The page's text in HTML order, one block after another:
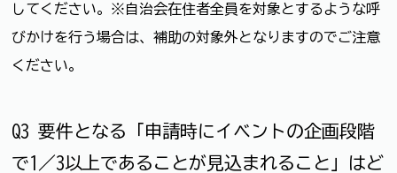
してください。※自治会在住者全員を対象とするような呼
びかけを行う場合は、補助の対象外となりますのでご注意
ください。
Q3 要件となる「申請時にイベントの企画段階
で1／3以上であることが見込まれること」はど